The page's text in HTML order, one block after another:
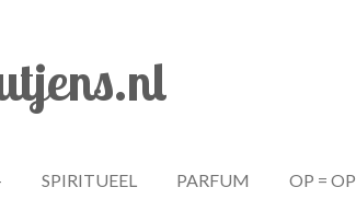
SPIRITUEEL PARFUM OP = OP